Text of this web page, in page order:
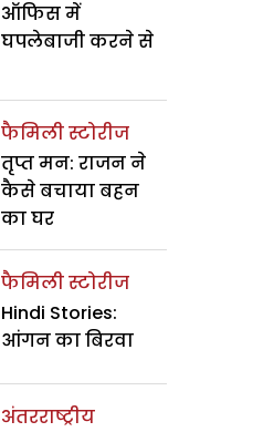
ऑफिस में
घपलेबाजी करने से
फैमिली स्टोरीज
तृप्त मन: राजन ने
कैसे बचाया बहन
का घर
फैमिली स्टोरीज
Hindi Stories:
आंगन का बिरवा
अंतरराष्ट्रीय